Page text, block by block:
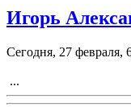
Игорь
Сегодня, 27 февраля,
...